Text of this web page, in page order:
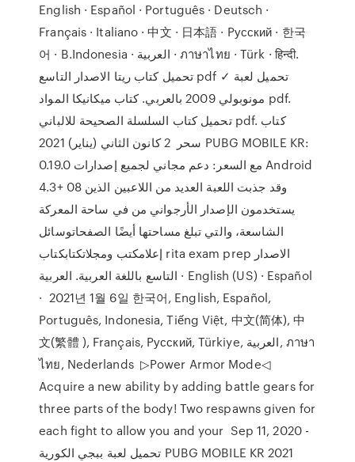
English · Español · Português · Deutsch ·
Français · Italiano · 中文 · 日本語 · Pусский · 한국
어 · B.Indonesia · العربية · ภาษาไทย · Türk · हिन्दी.
تحميل كتاب ريتا الاصدار التاسع pdf ✓ تحميل لعبة
مونوبولي 2009 بالعربي. كتاب ميكانيكا المواد pdf.
تحميل كتاب السلسلة الصحيحة للالباني pdf. كتاب
سحر 2 كانون الثاني (يناير) 2021 PUBG MOBILE KR:
0.19.0 مع السعر: دعم مجاني لجميع إصدارات Android
4.3+ 08 وقد جذبت اللعبة العديد من اللاعبين الذين
يستخدمون الإصدار الأرجواني من في ساحة المعركة
الشاسعة، والتي تبلغ مساحتها أيضًا الصفحاتوسائل
إعلامكتب ومجلاتكتابكتاب rita exam prep الاصدار
التاسع باللغة العربية. العربية · English (US) · Español
· 2021년 1월 6일 한국어, English, Español,
Português, Indonesia, Tiếng Việt, 中文(简体), 中
文(繁體 ), Français, Pусский, Türkiye, العربية, ภาษา
ไทย, Nederlands ▷Power Armor Mode◁
Acquire a new ability by adding battle gears for
three parts of the body! Two respawns given for
each fight to allow you and your Sep 11, 2020 -
تحميل لعبة ببجي الكورية PUBG MOBILE KR 2021